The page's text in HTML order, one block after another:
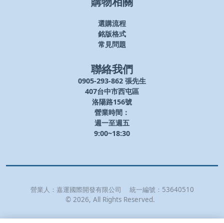
選購流程
銘版格式
常見問題
聯絡我們
0905-293-862 張先生
407台中市西屯區
洛陽路156號
營業時間：
週一至週五
9:00~18:30
營業人： 嘉運國際開發有限公司 統一編號： 53640510
© 2026, All Rights Reserved.